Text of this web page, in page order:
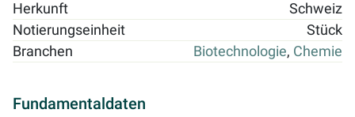
Herkunft
Schweiz
Notierungseinheit
Stück
Branchen
Biotechnologie, Chemie
Fundamentaldaten